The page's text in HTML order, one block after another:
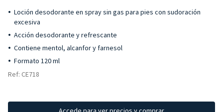
Loción desodorante en spray sin gas para pies con sudoración
excesiva
Acción desodorante y refrescante
Contiene mentol, alcanfor y farnesol
Formato 120 ml
Ref: CE718